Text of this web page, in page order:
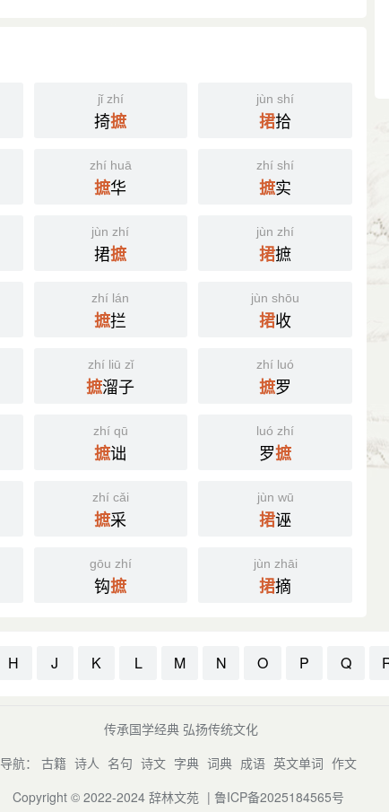
jǐ zhí
掎摭
jùn shí
捃拾
zhí huā
摭华
zhí shí
摭实
jùn zhí
捃摭
jùn zhí
捃摭
zhí lán
摭拦
jùn shōu
捃收
zhí liū zǐ
摭溜子
zhí luó
摭罗
zhí qū
摭诎
luó zhí
罗摭
zhí cǎi
摭采
jùn wū
捃诬
gōu zhí
钩摭
jùn zhāi
捃摘
H J K L M N O P Q
传承国学经典 弘扬传统文化
导航： 古籍 诗人 名句 诗文 字典 词典 成语 英文单词 作文
Copyright © 2022-2024 辞林文苑 | 鲁ICP备2025184565号